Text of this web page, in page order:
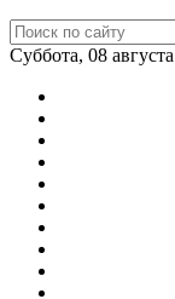
Суббота, 08